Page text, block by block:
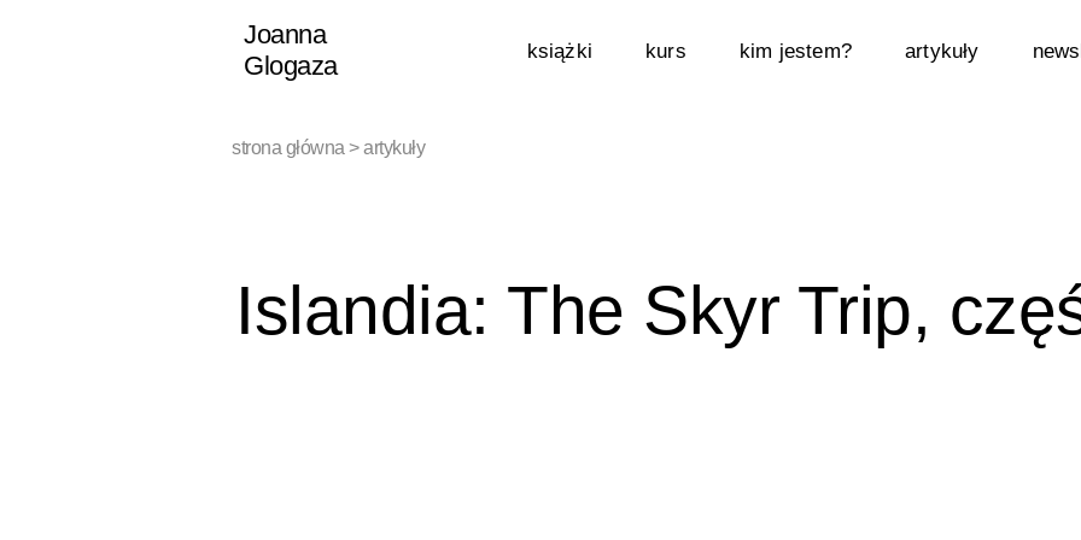
do
Joanna
Glogaza
książki kurs kim jestem? artykuły
strona główna >artykuły
Islandia: The Skyr Trip,